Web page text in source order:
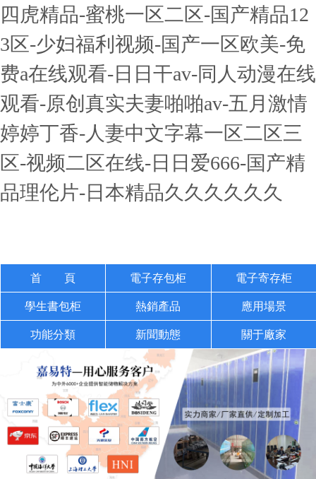
四虎精品-蜜桃一区二区-国产精品12
3区-少妇福利视频-国产一区欧美-免
费a在线观看-日日干av-同人动漫在线
观看-原创真实夫妻啪啪av-五月激情
婷婷丁香-人妻中文字幕一区二区三
区-视频二区在线-日日爱666-国产精
品理伦片-日本精品久久久久久久
首 頁 電子存包柜 電子寄存柜
學生書包柜 熱銷產品 應用場景
功能分類 新聞動態 關于廠家